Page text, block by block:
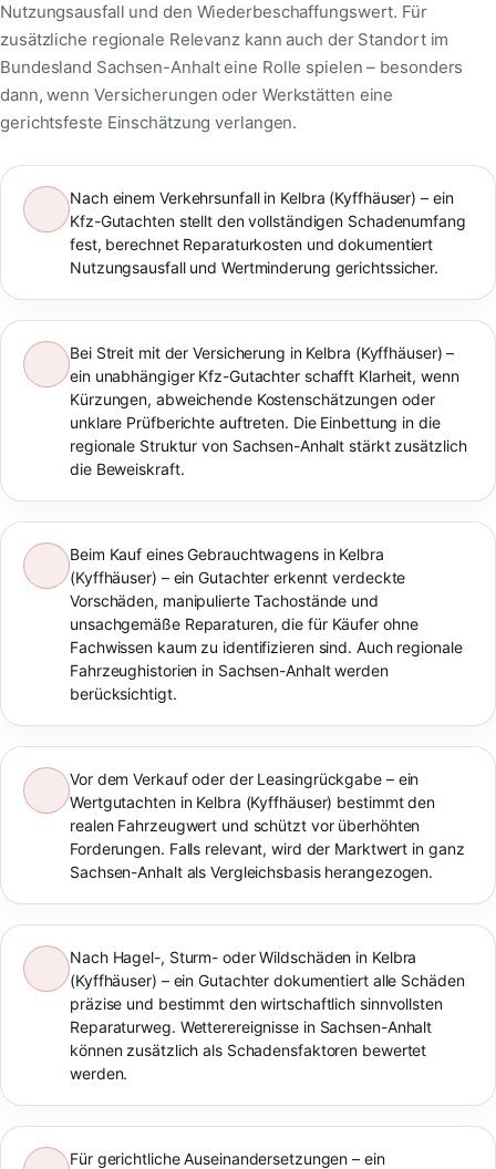
Nutzungsausfall und den Wiederbeschaffungswert. Für
zusätzliche regionale Relevanz kann auch der Standort im
Bundesland Sachsen-Anhalt eine Rolle spielen – besonders
dann, wenn Versicherungen oder Werkstätten eine
gerichtsfeste Einschätzung verlangen.
Nach einem Verkehrsunfall in Kelbra (Kyffhäuser) – ein
Kfz-Gutachten stellt den vollständigen Schadenumfang
fest, berechnet Reparaturkosten und dokumentiert
Nutzungsausfall und Wertminderung gerichtssicher.
Bei Streit mit der Versicherung in Kelbra (Kyffhäuser) –
ein unabhängiger Kfz-Gutachter schafft Klarheit, wenn
Kürzungen, abweichende Kostenschätzungen oder
unklare Prüfberichte auftreten. Die Einbettung in die
regionale Struktur von Sachsen-Anhalt stärkt zusätzlich
die Beweiskraft.
Beim Kauf eines Gebrauchtwagens in Kelbra
(Kyffhäuser) – ein Gutachter erkennt verdeckte
Vorschäden, manipulierte Tachostände und
unsachgemäße Reparaturen, die für Käufer ohne
Fachwissen kaum zu identifizieren sind. Auch regionale
Fahrzeughistorien in Sachsen-Anhalt werden
berücksichtigt.
Vor dem Verkauf oder der Leasingrückgabe – ein
Wertgutachten in Kelbra (Kyffhäuser) bestimmt den
realen Fahrzeugwert und schützt vor überhöhten
Forderungen. Falls relevant, wird der Marktwert in ganz
Sachsen-Anhalt als Vergleichsbasis herangezogen.
Nach Hagel-, Sturm- oder Wildschäden in Kelbra
(Kyffhäuser) – ein Gutachter dokumentiert alle Schäden
präzise und bestimmt den wirtschaftlich sinnvollsten
Reparaturweg. Wetterereignisse in Sachsen-Anhalt
können zusätzlich als Schadensfaktoren bewertet
werden.
Für gerichtliche Auseinandersetzungen – ein